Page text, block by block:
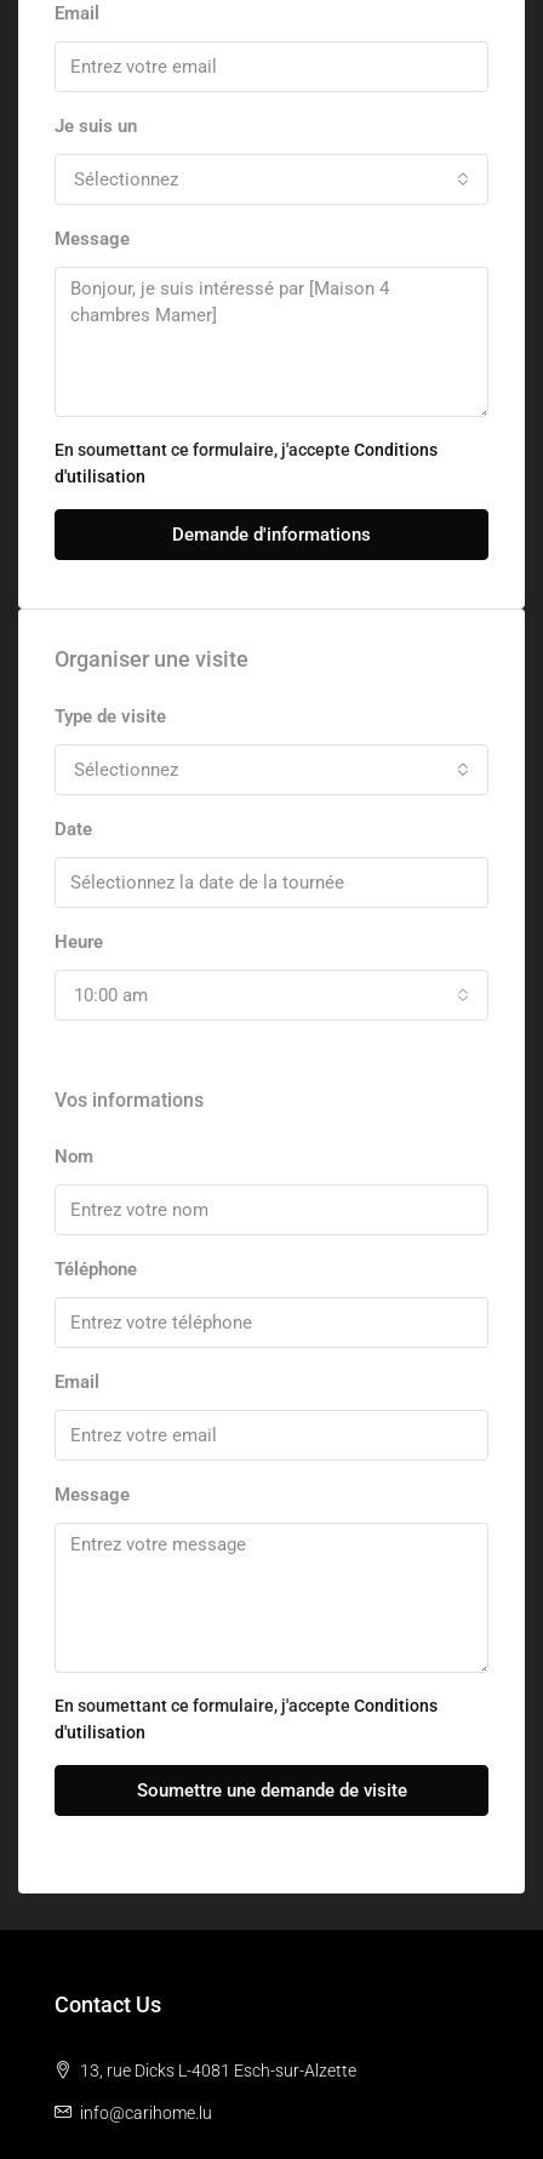
Email
Je suis un
Sélectionnez
Message
En soumettant ce formulaire, j'accepte Conditions
d'utilisation
Demande d'informations
Organiser une visite
Type de visite
Sélectionnez
Date
Heure
10:00 am
Vos informations
Nom
Téléphone
Email
Message
En soumettant ce formulaire, j'accepte Conditions
d'utilisation
Soumettre une demande de visite
Contact Us
13, rue Dicks L-4081 Esch-sur-Alzette
info@carihome.lu